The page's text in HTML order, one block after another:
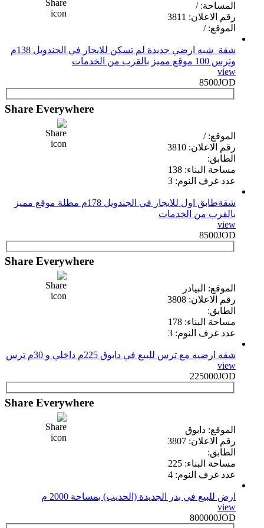
المساحة: /
رقم الاعلان: 3811
الموقع: /
شقة شبه ارضي جديدة لم تسكن للايجار في الجندويل 138م
وترس 100 موقع مميز بالقرب من الخدمات
view
8500JOD
Share Everywhere
الموقع: /
رقم الاعلان: 3810
الطابق:
مساحة البناء: 138
عدد غرف النوم: 3
شقةطابق اول للايجار في الجندويل 178م مطلة موقع مميز
بالقرب من الخدمات
view
8500JOD
Share Everywhere
الموقع: البيادر
رقم الاعلان: 3808
الطابق:
مساحة البناء: 178
عدد غرف النوم: 3
شقه ارضيه مع ترس للبيع في دابوق 225م داخلي و 30م ترس
view
225000JOD
Share Everywhere
الموقع: دابوق
رقم الاعلان: 3807
الطابق:
مساحة البناء: 225
عدد غرف النوم: 4
ارض للبيع في بدر الجديدة (الحديب) بمساحة 2000 م
view
800000JOD